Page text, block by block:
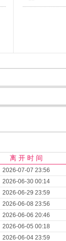
离 开 时 间
2026-07-07 23:56
2026-06-30 00:14
2026-06-29 23:59
2026-06-08 23:56
2026-06-06 20:46
2026-06-05 00:18
2026-06-04 23:59